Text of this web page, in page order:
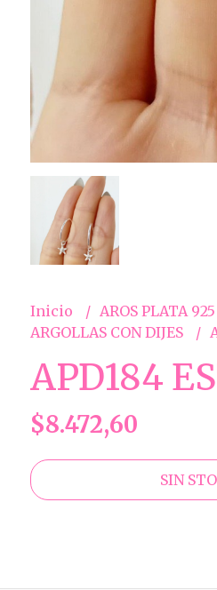
Inicio
AROS PLATA 925
ARGOLLAS CON DIJES
APD184
$8.472,60
SIN